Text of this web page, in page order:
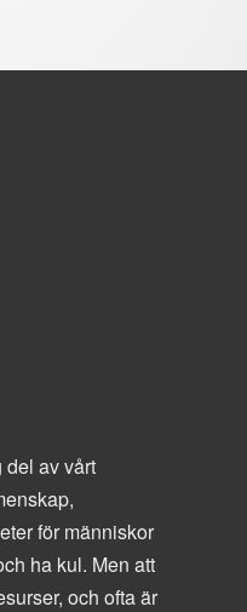
del av vårt
för människor
ha kul. Men att
och ofta är